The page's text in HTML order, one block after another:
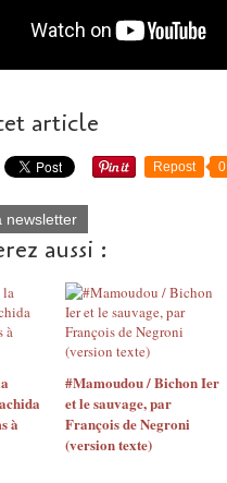
article
Repost 0
newsletter
aussi :
à
#Mamoudou / Bichon Ier
et le sauvage, par
François de Negroni
(version texte)